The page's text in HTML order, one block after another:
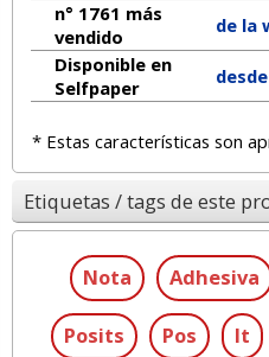
n° 1761 más
vendido
de la
Disponible en
Selfpaper
* Estas características son
Etiquetas / tags de este
Nota Adhesiva
Posits Pos It